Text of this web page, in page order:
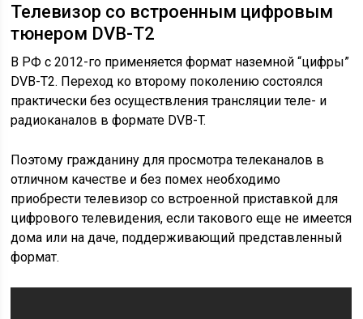
Телевизор со встроенным цифровым
тюнером DVB-T2
В РФ с 2012-го применяется формат наземной “цифры”
DVB-T2. Переход ко второму поколению состоялся
практически без осуществления трансляции теле- и
радиоканалов в формате DVB-T.
Поэтому гражданину для просмотра телеканалов в
отличном качестве и без помех необходимо
приобрести телевизор со встроенной приставкой для
цифрового телевидения, если такового еще не имеется
дома или на даче, поддерживающий представленный
формат.